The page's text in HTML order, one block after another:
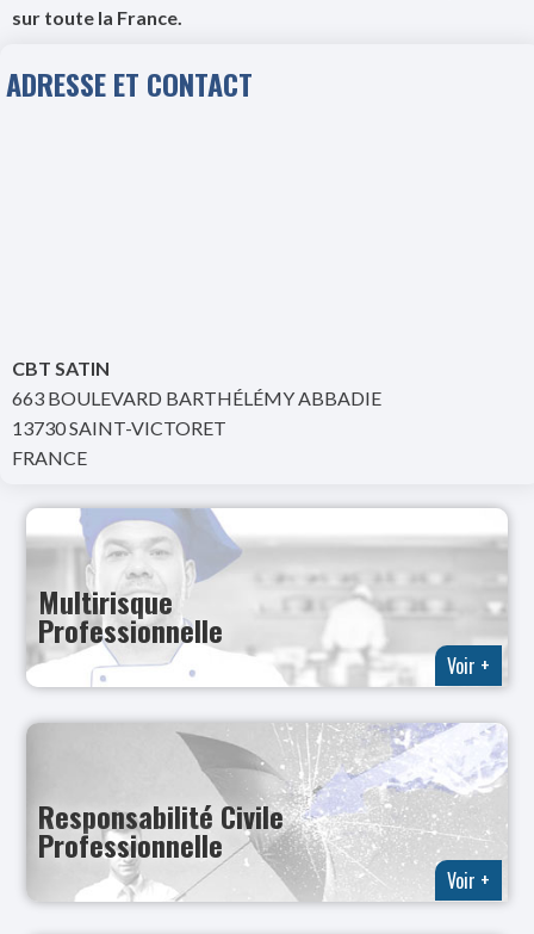
sur toute la France.
ADRESSE ET CONTACT
CBT SATIN
663 BOULEVARD BARTHÉLÉMY ABBADIE
13730 SAINT-VICTORET
FRANCE
Multirisque
Professionnelle
Voir +
Responsabilité Civile
Professionnelle
Voir +